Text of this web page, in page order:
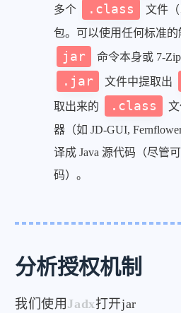
多个 .class
文件
包。可以使用任何标准
jar 命令本身或 7-
.jar 文件中提取出
取出来的 .class
器（如 JD-GUI,
译成 Java 源代码（尽管
码）。
分析授权机制
我们使用 Jadx打开jar